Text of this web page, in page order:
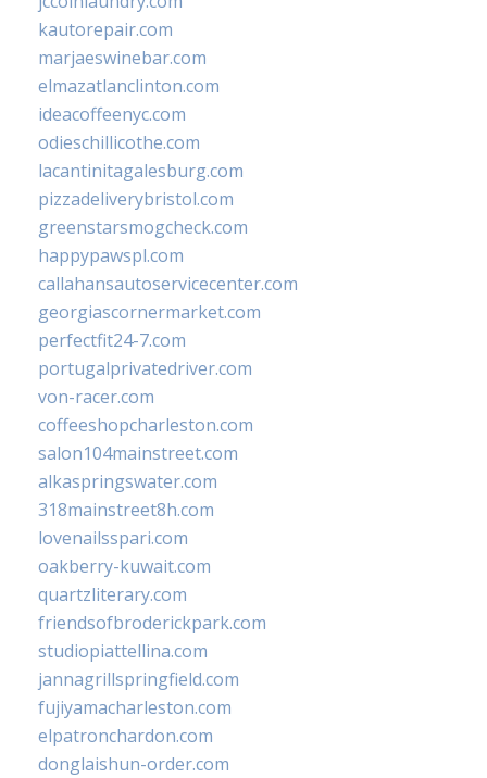
kautorepair.com
marjaeswinebar.com
elmazatlanclinton.com
ideacoffeenyc.com
odieschillicothe.com
lacantinitagalesburg.com
pizzadeliverybristol.com
greenstarsmogcheck.com
happypawspl.com
callahansautoservicecenter.com
georgiascornermarket.com
perfectfit24-7.com
portugalprivatedriver.com
von-racer.com
coffeeshopcharleston.com
salon104mainstreet.com
alkaspringswater.com
318mainstreet8h.com
lovenailsspari.com
oakberry-kuwait.com
quartzliterary.com
friendsofbroderickpark.com
studiopiattellina.com
jannagrillspringfield.com
fujiyamacharleston.com
elpatronchardon.com
donglaishun-order.com